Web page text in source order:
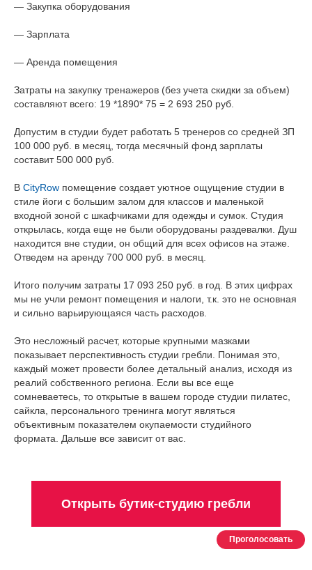
— Закупка оборудования
— Зарплата
— Аренда помещения
Затраты на закупку тренажеров (без учета скидки за объем)
составляют всего: 19 *1890* 75 = 2 693 250 руб.
Допустим в студии будет работать 5 тренеров со средней ЗП
100 000 руб. в месяц, тогда месячный фонд зарплаты
составит 500 000 руб.
В CityRow помещение создает уютное ощущение студии в
стиле йоги с большим залом для классов и маленькой
входной зоной с шкафчиками для одежды и сумок. Студия
открылась, когда еще не были оборудованы раздевалки. Душ
находится вне студии, он общий для всех офисов на этаже.
Отведем на аренду 700 000 руб. в месяц.
Итого получим затраты 17 093 250 руб. в год. В этих цифрах
мы не учли ремонт помещения и налоги, т.к. это не основная
и сильно варьирующаяся часть расходов.
Это несложный расчет, которые крупными мазками
показывает перспективность студии гребли. Понимая это,
каждый может провести более детальный анализ, исходя из
реалий собственного региона. Если вы все еще
сомневаетесь, то открытые в вашем городе студии пилатес,
сайкла, персонального тренинга могут являться
объективным показателем окупаемости студийного
формата. Дальше все зависит от вас.
Открыть бутик-студию гребли
Проголосовать